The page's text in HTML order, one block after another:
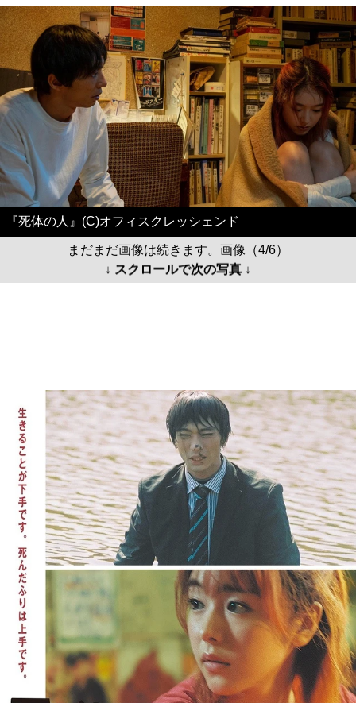
『死体の人』(C)オフィスクレッシェンド
まだまだ画像は続きます。画像（4/6）
↓ スクロールで次の写真 ↓